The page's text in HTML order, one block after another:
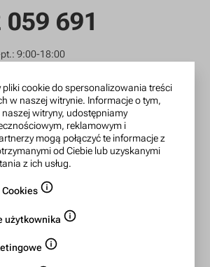
691
9:00-18:00
zamówienia podaj w tytule
który otrzymałeś w potwierdzeniu.
7470 6466
pliki cookie do spersonalizowania treści
w naszej witrynie. Informacje o tym,
witryny, udostępniamy
reklamowym i
mogą połączyć te informacje z
od Ciebie lub uzyskanymi
z ich usług.
użytkownika